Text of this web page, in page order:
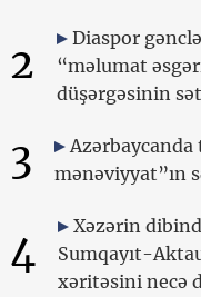
2
Diaspor
“məlumat
düşərgəsinin
3
mənəviyyat”ın
4
Xəzərin
Sumqayıt-
xəritəsini necə